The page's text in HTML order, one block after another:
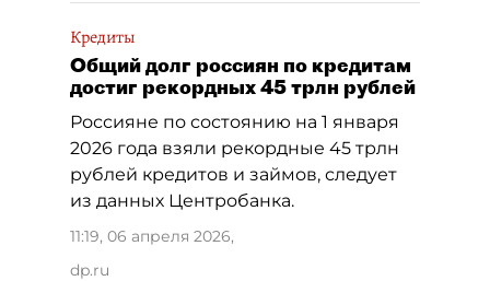
Кредиты
Общий долг россиян по кредитам
достиг рекордных 45 трлн рублей
Россияне по состоянию на 1 января
2026 года взяли рекордные 45 трлн
рублей кредитов и займов, следует
из данных Центробанка.
11:19, 06 апреля 2026,
dp.ru